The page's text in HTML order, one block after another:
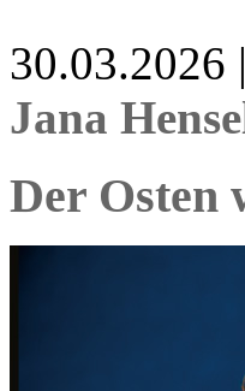
30.03.2026
Jana
Der Osten